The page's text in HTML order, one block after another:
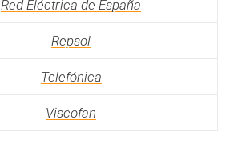
Red Eléctrica de España
Repsol
Telefónica
Viscofan